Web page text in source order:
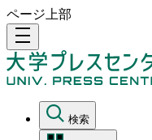
ページ上部
density_medium
検索